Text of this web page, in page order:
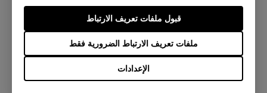
الإعدادات
ملفات تعريف الارتباط الضرورية فقط
قبول ملفات تعريف الارتباط
هل يوجد شريط حماية أو شريط بلاستيكي للشاشة
موجود في شاشة جهاز العرض من بينكيو الخاصة بيّ
بحاجة إلى نزعه؟